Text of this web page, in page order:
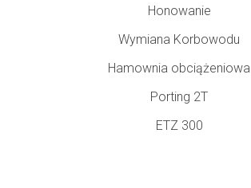
Honowanie
Wymiana Korbowodu
Hamownia obciążeniowa
Porting 2T
ETZ 300